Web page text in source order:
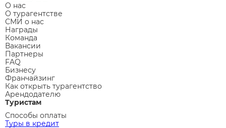
О нас
О турагентстве
СМИ о нас
Награды
Команда
Вакансии
Партнеры
FAQ
Бизнесу
Франчайзинг
Как открыть турагентство
Арендодателю
Туристам
Способы оплаты
Туры в кредит